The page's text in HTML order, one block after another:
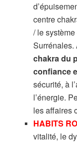
centre
/ le
Surrénales.
chakra du
confiance
sécurité, à
l’énergie.
les affaires
HABITS
vitalité, le